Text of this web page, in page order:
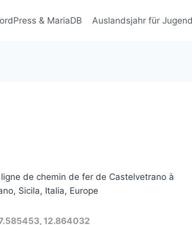
& MariaDB Auslandsjahr für
de chemin de fer de Castelvetrano à
Sicila, Italia, Europe
12.864032